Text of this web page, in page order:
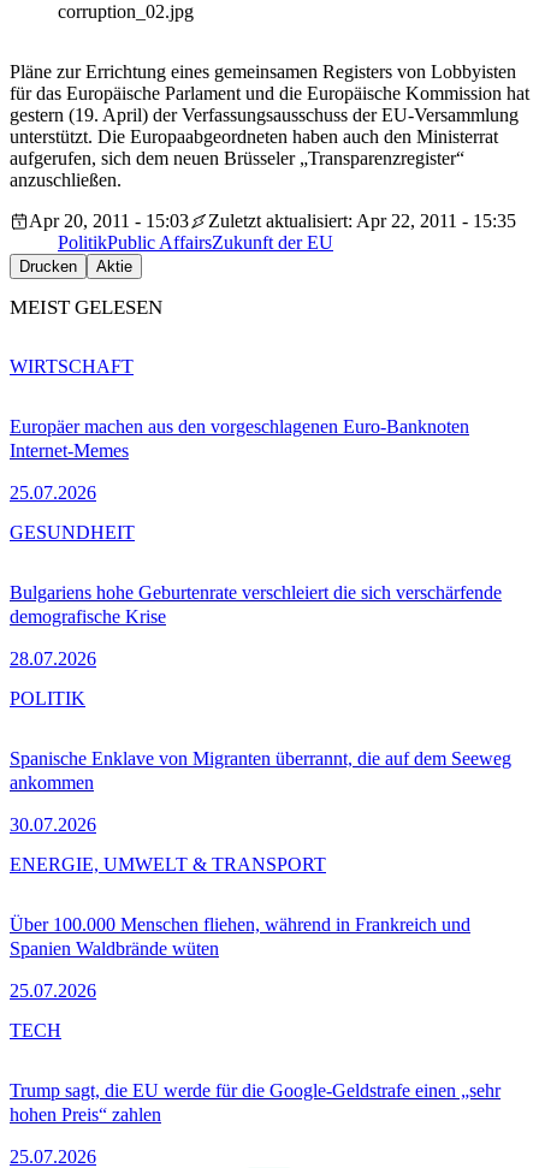
corruption_02.jpg
Pläne zur Errichtung eines gemeinsamen Registers von Lobbyisten
für das Europäische Parlament und die Europäische Kommission hat
gestern (19. April) der Verfassungsausschuss der EU-Versammlung
unterstützt. Die Europaabgeordneten haben auch den Ministerrat
aufgerufen, sich dem neuen Brüsseler „Transparenzregister“
anzuschließen.
Apr 20, 2011 - 15:03
Zuletzt aktualisiert: Apr 22, 2011 - 15:35
PolitikPublic AffairsZukunft der EU
Drucken Aktie
MEIST GELESEN
Europäer machen aus den vorgeschlagenen Euro-Banknoten
Internet-Memes
25.07.2026
WIRTSCHAFT
Bulgariens hohe Geburtenrate verschleiert die sich verschärfende
demografische Krise
28.07.2026
GESUNDHEIT
Spanische Enklave von Migranten überrannt, die auf dem Seeweg
ankommen
30.07.2026
POLITIK
Über 100.000 Menschen fliehen, während in Frankreich und
Spanien Waldbrände wüten
25.07.2026
ENERGIE, UMWELT & TRANSPORT
Trump sagt, die EU werde für die Google-Geldstrafe einen „sehr
hohen Preis“ zahlen
25.07.2026
TECH